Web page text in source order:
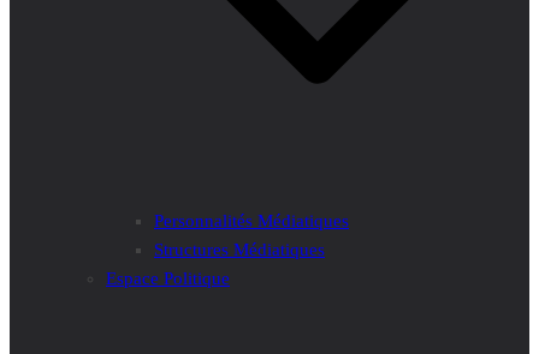
Personnalités Médiatiques
Structures Médiatiques
Espace Politique